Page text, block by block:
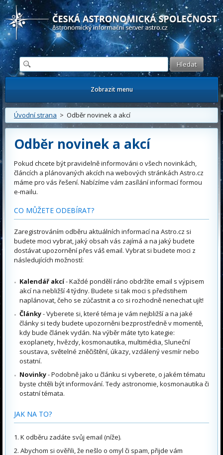
Česká astronomická společnost - Informační astronomický server
Zobrazit menu
Úvodní strana > Odběr novinek a akcí
Odběr novinek a akcí
Pokud chcete být pravidelně informováni o všech novinkách,
článcích a plánovaných akcích na webových stránkách Astro.cz
máme pro vás řešení. Nabízíme vám zasílání informací formou
e-mailu.
CO MŮŽETE ODEBÍRAT?
Zaregistrováním odběru aktuálních informací na Astro.cz si
budete moci vybrat, jaký obsah vás zajímá a na jaký budete
dostávat upozornění přes váš email. Vybrat si budete moci z
následujících možností:
Kalendář akcí- Každé pondělí ráno obdržíte email s výpisem
akcí na nebližší 4 týdny. Budete si tak moci s předstihem
naplánovat, čeho se zúčastnit a co si rozhodně nenechat ujít!
Články- Vyberete si, které téma je vám nejbližší a na jaké
články si tedy budete upozorněni bezprostředně v momentě,
kdy bude článek vydán. Na výběr máte tyto kategie:
exoplanety, hvězdy, kosmonautika, multimédia, Sluneční
soustava, světelné zněčištění, úkazy, vzdálený vesmír nebo
ostatní.
Novinky- Podobně jako u článku si vyberete, o jakém tématu
byste chtěli být informování. Tedy astronomie, kosmonautika či
ostatní témata.
JAK NA TO?
K odběru zadáte svůj email (níže).
Abychom si ověřili, že nešlo o omyl či spam, přijde vám